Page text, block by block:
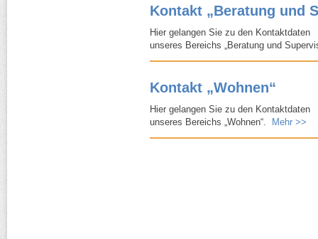
Kontakt „Beratung und
Hier gelangen Sie zu den Kontaktdaten
unseres Bereichs „Beratung und
Kontakt „Wohnen“
Hier gelangen Sie zu den Kontaktdaten
unseres Bereichs „Wohnen“.
Mehr >>